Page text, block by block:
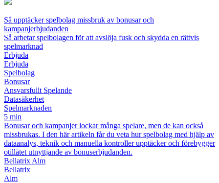
Så upptäcker spelbolag missbruk av bonusar och
kampanjerbjudanden
Så arbetar spelbolagen för att avslöja fusk och skydda en rättvis
spelmarknad
Erbjuda
Erbjuda
Spelbolag
Bonusar
Ansvarsfullt Spelande
Datasäkerhet
Spelmarknaden
5 min
Bonusar och kampanjer lockar många spelare, men de kan också
missbrukas. I den här artikeln får du veta hur spelbolag med hjälp av
dataanalys, teknik och manuella kontroller upptäcker och förebygger
otillåtet utnyttjande av bonuserbjudanden.
Bellatrix Alm
Bellatrix
Alm